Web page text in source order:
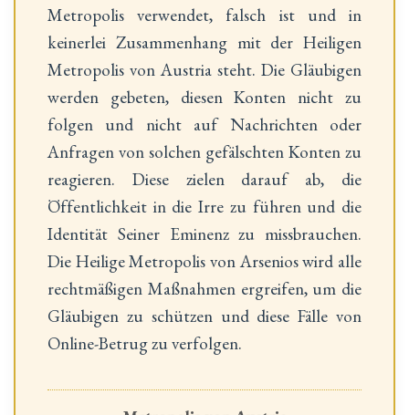
Metropolis verwendet, falsch ist und in
keinerlei Zusammenhang mit der Heiligen
Metropolis von Austria steht. Die Gläubigen
werden gebeten, diesen Konten nicht zu
folgen und nicht auf Nachrichten oder
Anfragen von solchen gefälschten Konten zu
reagieren. Diese zielen darauf ab, die
Öffentlichkeit in die Irre zu führen und die
Identität Seiner Eminenz zu missbrauchen.
Die Heilige Metropolis von Arsenios wird alle
rechtmäßigen Maßnahmen ergreifen, um die
Gläubigen zu schützen und diese Fälle von
Online-Betrug zu verfolgen.